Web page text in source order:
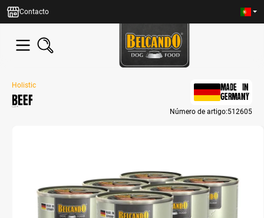
principal
Contacto
Holistic
Beef
MADE IN
GERMANY
Número de artigo:512605